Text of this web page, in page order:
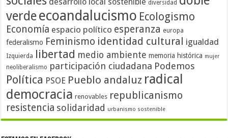
diversidad
verdeecoandalucismo Ecologismo
Economía espacio político esperanza europa
federalismo Feminismo identidad cultural igualdad
Izquierda libertad medio ambiente memoria histórica mujer
neoliberalismo participación ciudadana Podemos
Política PSOE Pueblo andaluz radical
democracia renovables republicanismo
resistencia solidaridad urbanismo sostenible